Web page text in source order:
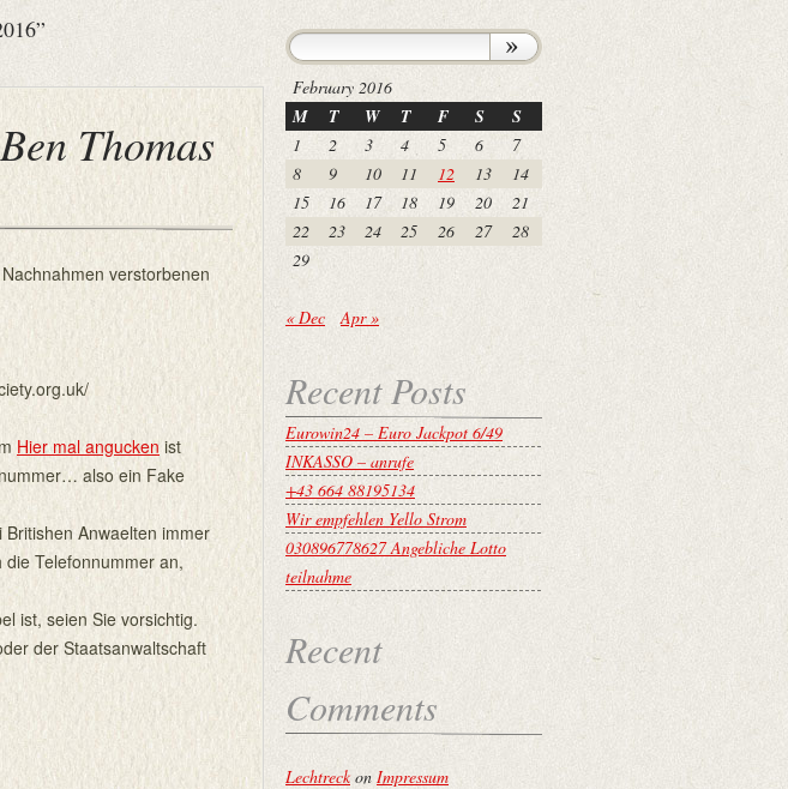
Thomas
verstorbenen
Hier mal angucken ist
also ein Fake
Anwaelten immer
Telefonnummer an,
ist, seien Sie vorsichtig.
der Staatsanwaltschaft
February 2016
M T W T F S S
1 2 3 4 5 6
7
8
9 10 11 12 13
14
15
16 17 18 19 20
21
22
23 24 25 26 27
28
29
« Dec Apr »
Recent Posts
Eurowin24 – Euro Jackpot 6/49
INKASSO – anrufe
+43 664 88195134
Wir empfehlen Yello Strom
030896778627 Angebliche Lotto
teilnahme
Recent
Comments
Lechtreckon Impressum